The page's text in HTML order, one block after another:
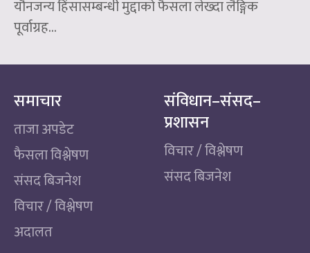
यौनजन्य हिंसासम्बन्धी मुद्दाको फैसला लेख्दा लैङ्गिक
पूर्वाग्रह...
समाचार
ताजा अपडेट
फैसला विश्लेषण
संसद बिजनेश
विचार / विश्लेषण
अदालत
संविधान–संसद–
प्रशासन
विचार / विश्लेषण
संसद बिजनेश